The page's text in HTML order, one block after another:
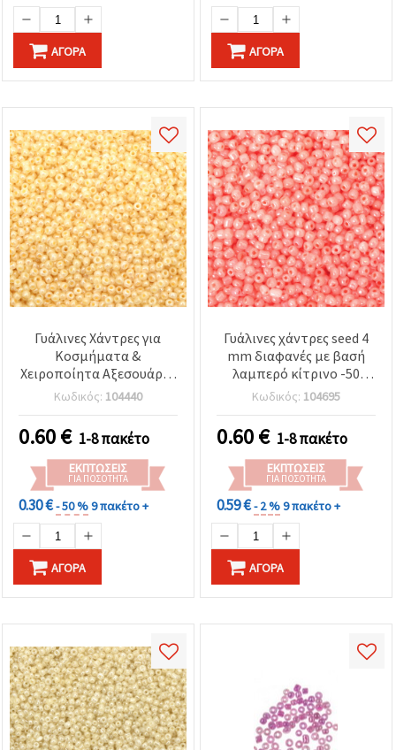
ΑΓΟΡΆ ΑΓΟΡΆ
Γυάλινες Χάντρες για
Κοσμήματα &
Χειροποίητα Αξεσουάρ, 3
mm, Χρυσό-Κρεμ Χρώμα,
50 g, Περλέ Εφέ
Κωδικός: 104440
0.60€ 1-8 πακέτο
ΕΚΠΤΏΣΕΙΣ
ΓΙΑ ΠΟΣΌΤΗΤΑ
0.30 €- 50 %9 πακέτο +
ΑΓΟΡΆ
Γυάλινες χάντρες seed 4
mm διαφανές με βασή
λαμπερό κίτρινο -50
γραμμάρια
Κωδικός: 104695
0.60€ 1-8 πακέτο
ΕΚΠΤΏΣΕΙΣ
ΓΙΑ ΠΟΣΌΤΗΤΑ
0.59 €- 2 %9 πακέτο +
ΑΓΟΡΆ